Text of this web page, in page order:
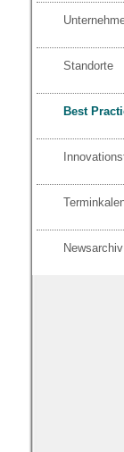
Standorte
Best
Newsarchiv